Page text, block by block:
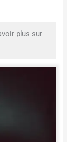
plus sur